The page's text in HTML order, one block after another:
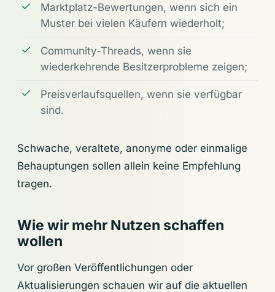
Marktplatz-Bewertungen, wenn sich ein
Muster bei vielen Käufern wiederholt;
Community-Threads, wenn sie
wiederkehrende Besitzerprobleme zeigen;
Preisverlaufsquellen, wenn sie verfügbar
sind.
Schwache, veraltete, anonyme oder einmalige
Behauptungen sollen allein keine Empfehlung
tragen.
Wie wir mehr Nutzen schaffen
wollen
Vor großen Veröffentlichungen oder
Aktualisierungen schauen wir auf die aktuellen